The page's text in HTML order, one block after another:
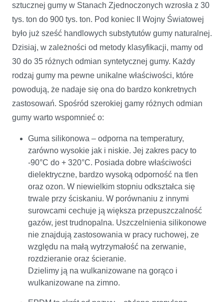
sztucznej gumy w Stanach Zjednoczonych wzrosła z 30
tys. ton do 900 tys. ton. Pod koniec II Wojny Światowej
było już sześć handlowych substytutów gumy naturalnej.
Dzisiaj, w zależności od metody klasyfikacji, mamy od
30 do 35 różnych odmian syntetycznej gumy. Każdy
rodzaj gumy ma pewne unikalne właściwości, które
powodują, że nadaje się ona do bardzo konkretnych
zastosowań. Spośród szerokiej gamy różnych odmian
gumy warto wspomnieć o:
Guma silikonowa – odporna na temperatury,
zarówno wysokie jak i niskie. Jej zakres pacy to
-90°C do + 320°C. Posiada dobre właściwości
dielektryczne, bardzo wysoką odporność na tlen
oraz ozon. W niewielkim stopniu odkształca się
trwale przy ściskaniu. W porównaniu z innymi
surowcami cechuje ją większa przepuszczalność
gazów, jest trudnopalna. Uszczelnienia silikonowe
nie znajdują zastosowania w pracy ruchowej, ze
względu na małą wytrzymałość na zerwanie,
rozdzieranie oraz ścieranie.
Dzielimy ją na wulkanizowane na gorąco i
wulkanizowane na zimno.